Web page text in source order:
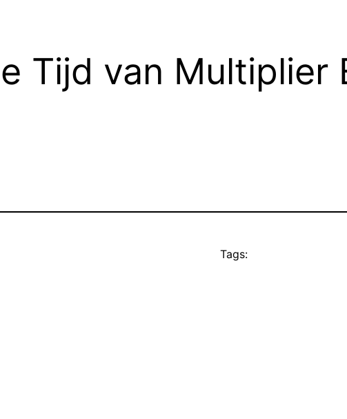
Tijd van Multiplier
Tags: